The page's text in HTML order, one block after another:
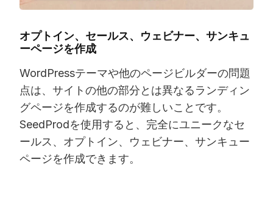
オプトイン、セールス、ウェビナー、サンキュ
ーページを作成
WordPressテーマや他のページビルダーの問題
点は、サイトの他の部分とは異なるランディン
グページを作成するのが難しいことです。
SeedProdを使用すると、完全にユニークなセ
ールス、オプトイン、ウェビナー、サンキュー
ページを作成できます。